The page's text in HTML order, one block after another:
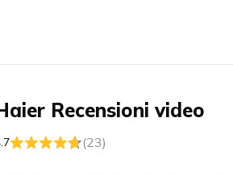
Recensioni video
(23)